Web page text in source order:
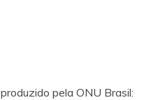
pela ONU Brasil: